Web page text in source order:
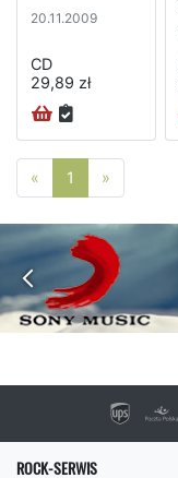
20.11.2009
CD
29,89 zł
« Poprzednia strona
1 »
ROCK-SERWIS